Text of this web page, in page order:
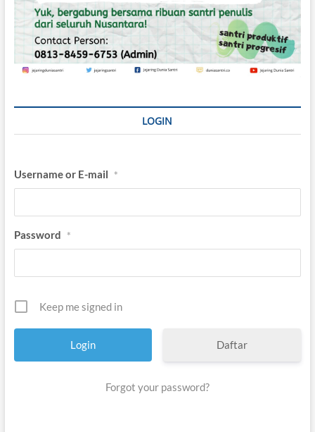
LOGIN
Username or E-mail *
Password *
Keep me signed in
Daftar
Forgot your password?